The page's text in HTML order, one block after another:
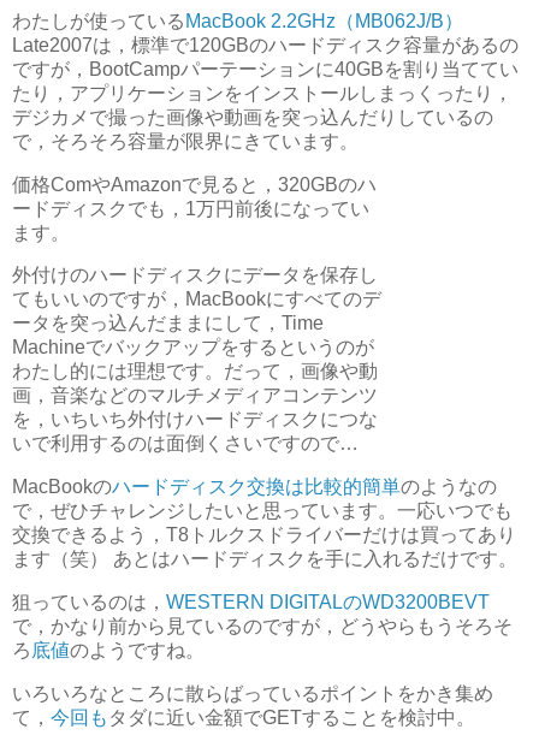
わたしが使っている MacBook 2.2GHz（MB062J/B）
Late2007は，標準で120GBのハードディスク容量があるの
ですが，BootCampパーテーションに40GBを割り当ててい
たり，アプリケーションをインストールしまっくったり，
デジカメで撮った画像や動画を突っ込んだりしているの
で，そろそろ容量が限界にきています。
価格ComやAmazonで見ると，320GBのハ
ードディスクでも，1万円前後になってい
ます。
外付けのハードディスクにデータを保存し
てもいいのですが，MacBookにすべてのデ
ータを突っ込んだままにして，Time
Machineでバックアップをするというのが
わたし的には理想です。だって，画像や動
画，音楽などのマルチメディアコンテンツ
を，いちいち外付けハードディスクにつな
いで利用するのは面倒くさいですので…
MacBookのハードディスク交換は比較的簡単のようなの
で，ぜひチャレンジしたいと思っています。一応いつでも
交換できるよう，T8トルクスドライバーだけは買ってあり
ます（笑） あとはハードディスクを手に入れるだけです。
狙っているのは， WESTERN DIGITALのWD3200BEVT
で，かなり前から見ているのですが，どうやらもうそろそ
ろ 底値のようですね。
いろいろなところに散らばっているポイントをかき集め
て， 今回も タダに近い金額でGETすることを検討中。